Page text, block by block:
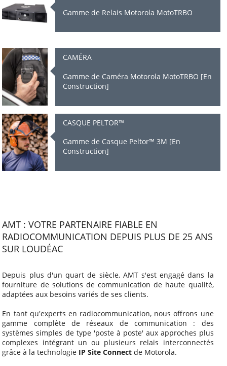
Gamme de Relais Motorola MotoTRBO
CAMÉRA
Gamme de Caméra Motorola MotoTRBO [En
Construction]
CASQUE PELTOR™
Gamme de Casque Peltor™ 3M [En
Construction]
AMT : VOTRE PARTENAIRE FIABLE EN
RADIOCOMMUNICATION DEPUIS PLUS DE 25 ANS
SUR LOUDÉAC
Depuis plus d'un quart de siècle, AMT s'est engagé dans la
fourniture de solutions de communication de haute qualité,
adaptées aux besoins variés de ses clients.
En tant qu'experts en radiocommunication, nous offrons une
gamme complète de réseaux de communication : des
systèmes simples de type 'poste à poste' aux approches plus
complexes intégrant un ou plusieurs relais interconnectés
grâce à la technologie IP Site Connect de Motorola.